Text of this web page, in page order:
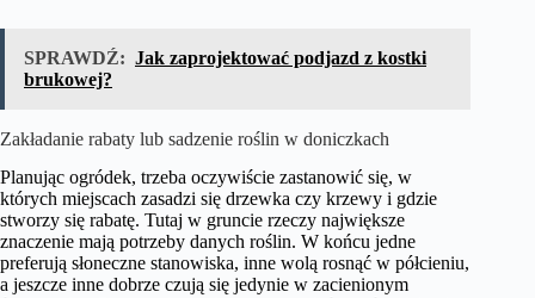
SPRAWDŹ: Jak zaprojektować podjazd z kostki
brukowej?
Zakładanie rabaty lub sadzenie roślin w doniczkach
Planując ogródek, trzeba oczywiście zastanowić się, w
których miejscach zasadzi się drzewka czy krzewy i gdzie
stworzy się rabatę. Tutaj w gruncie rzeczy największe
znaczenie mają potrzeby danych roślin. W końcu jedne
preferują słoneczne stanowiska, inne wolą rosnąć w półcieniu,
a jeszcze inne dobrze czują się jedynie w zacienionym